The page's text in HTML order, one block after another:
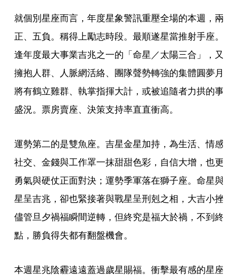
就個別星座而言，年度星象警訊重壓全場的本週，兩
正、五負。稱得上勵志時段。最順遂星當推射手座。
逢年度最大事業吉兆之一的「命星／太陽三合」，又
擁抱人群、人脈網活絡、團隊聲勢轉強的集體圓夢月
將有鶴立雞群、執掌指揮大計，或被追隨者力拱的事
盛況。票房賣座、決策支持率直直衝高。
運勢第二的是雙魚座。吉星金星加持，為生活、情感
社交、金錢與工作罩一抹甜甜色彩，自信大增，也更
勇氣與硬仗正面對決；運勢季軍落在獅子座。命星與
星呈吉兆，卻也緊接著與戰星呈刑剋之相，大吉小挫
儘管旦夕禍福瞬間逆轉，但終究是福大於禍，不到終
點，勝負得失都有翻盤機會。
本週星兆陰霾遠遠蓋過歲星賜福。衝擊最有感的星座